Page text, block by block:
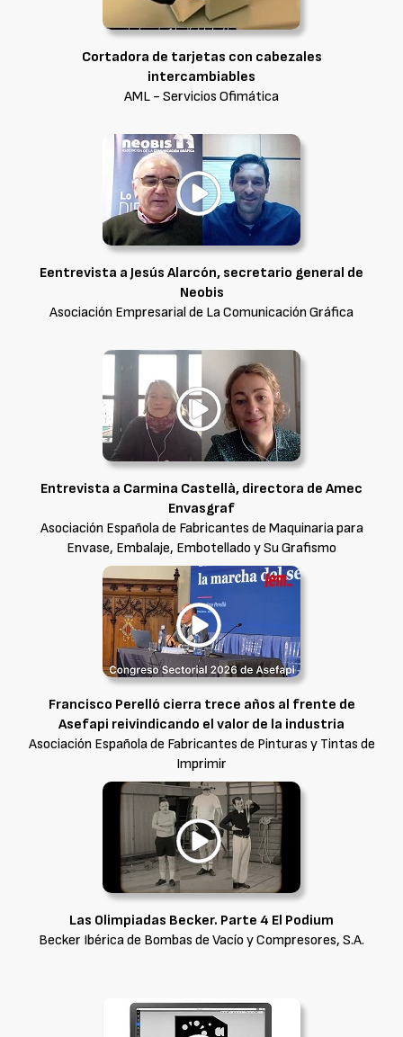
Cortadora de tarjetas con cabezales
intercambiables
AML - Servicios Ofimática
Eentrevista a Jesús Alarcón, secretario general de
Neobis
Asociación Empresarial de La Comunicación Gráfica
Entrevista a Carmina Castellà, directora de Amec
Envasgraf
Asociación Española de Fabricantes de Maquinaria para
Envase, Embalaje, Embotellado y Su Grafismo
Francisco Perelló cierra trece años al frente de
Asefapi reivindicando el valor de la industria
Asociación Española de Fabricantes de Pinturas y Tintas de
Imprimir
Las Olimpiadas Becker. Parte 4 El Podium
Becker Ibérica de Bombas de Vacío y Compresores, S.A.